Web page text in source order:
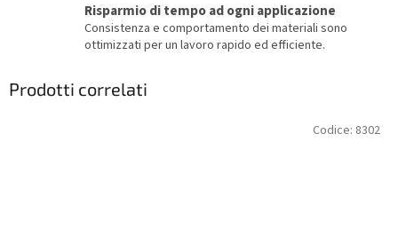
Risparmio di tempo ad ogni applicazione
Consistenza e comportamento dei materiali sono
ottimizzati per un lavoro rapido ed efficiente.
Prodotti correlati
Codice: 8302